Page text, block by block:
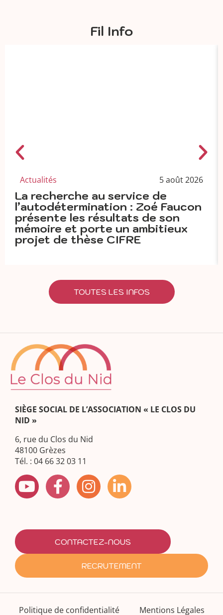
Fil Info
Actualités 5 août 2026
La recherche au service de
l’autodétermination : Zoé Faucon
présente les résultats de son
mémoire et porte un ambitieux
projet de thèse CIFRE
TOUTES LES INFOS
SIÈGE SOCIAL DE L’ASSOCIATION « LE CLOS DU
NID »
6, rue du Clos du Nid
48100 Grèzes
Tél. : 04 66 32 03 11
CONTACTEZ-NOUS
RECRUTEMENT
Politique de confidentialité Mentions Légales